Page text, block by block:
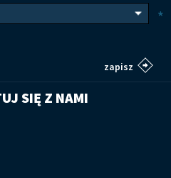
*
SIĘ Z NAMI